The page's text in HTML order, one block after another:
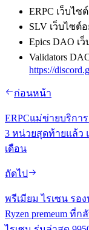
ERPC เว็บไซ
SLV เว็บไซต์
Epics DAO เ
Validators
https://
ก่อนหน้า
ERPCแม่ข่ายบริกา
3 หน่วยสุดท้ายแล้ว
เดือน
ถัดไป
พรีเมียม ไรเซน รอง
Ryzen premeum ที่